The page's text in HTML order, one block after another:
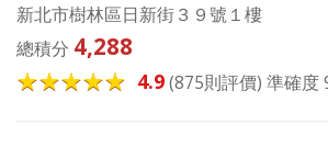
新北市樹林區日新街３９號１樓
總積分 4,288
4.9(875則評價) 準確度